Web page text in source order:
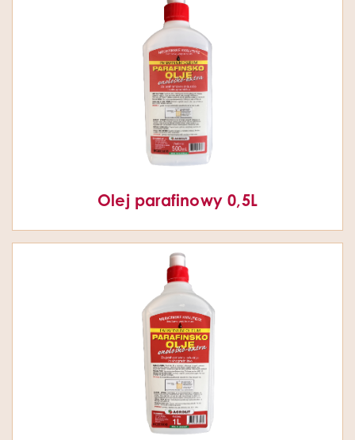
Olej parafinowy 0,5L